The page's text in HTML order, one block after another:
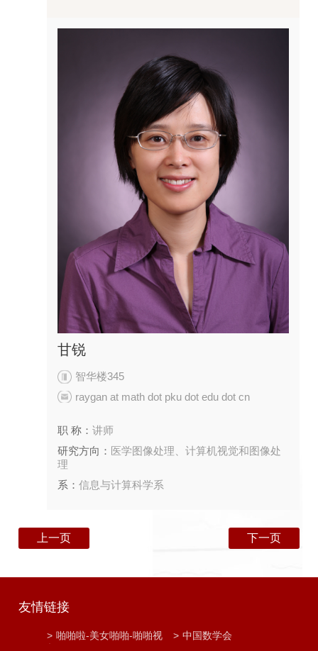
甘锐
智华楼345
raygan at math dot pku dot edu dot cn
职 称：讲师
研究方向： 医学图像处理、计算机视觉和图像处
理
系：信息与计算科学系
上一页 下一页
友情链接
> 啪啪啦-美女啪啪-啪啪视
频
> 中国数学会